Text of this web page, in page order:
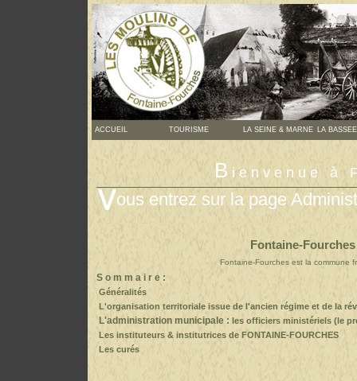
ACCUEIL TOURISME LA SEINE & MARNE LA BASSEE
B ienvenue à
ous entrez sur la page
Fontaine-
Fontaine-Fourches est la commune
S o m m a i r e :
Généralités
L'organisation territoriale issue de l'ancien régime et de la
L'administration municipale : les officiers ministériels (le
Les instituteurs & institutrices de FONTAINE-FOURCHES
Les curés